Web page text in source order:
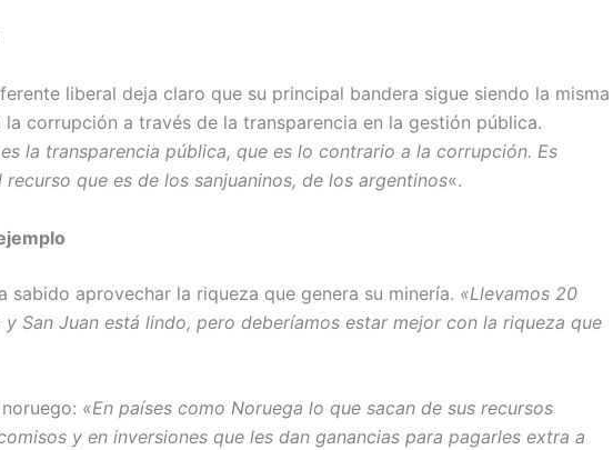
liberal deja claro que su principal bandera sigue siendo la misma
corrupción a través de la transparencia en la gestión pública.
la transparencia pública, que es lo contrario a la corrupción. Es
que es de los sanjuaninos, de los argentinos«.
sabido aprovechar la riqueza que genera su minería. «Llevamos 20
San Juan está lindo, pero deberíamos estar mejor con la riqueza que
«En países como Noruega lo que sacan de sus recursos
y en inversiones que les dan ganancias para pagarles extra a